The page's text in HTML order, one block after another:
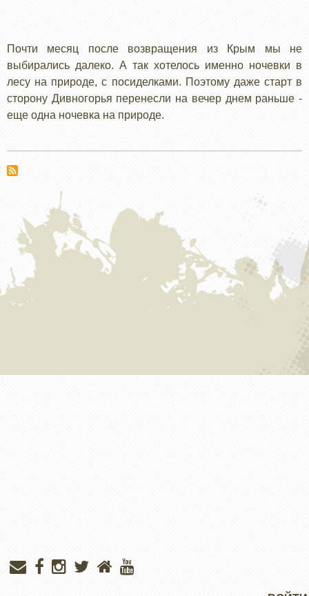
Почти месяц после возвращения из Крым мы не
выбирались далеко. А так хотелось именно ночевки в
лесу на природе, с посиделками. Поэтому даже старт в
сторону Дивногорья перенесли на вечер днем раньше -
еще одна ночевка на природе.